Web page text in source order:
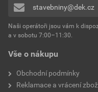
Vše o nákupu
Obchodní podmínky
Reklamace a vrácení
stavebniny@dek.cz
Naši operátoři jsou vám k
a v sobotu 7:00–11:30.